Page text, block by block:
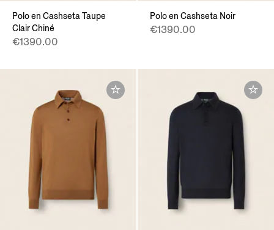
Polo en Cashseta Taupe
Clair Chiné
€1390.00
Polo en Cashseta Noir
€1390.00